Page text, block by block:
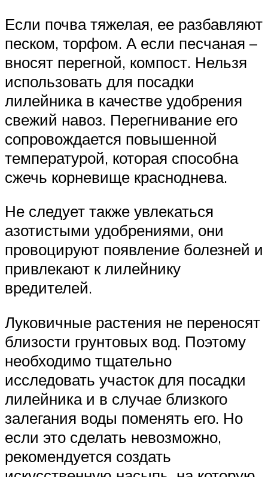
Если почва тяжелая, ее разбавляют
песком, торфом. А если песчаная –
вносят перегной, компост. Нельзя
использовать для посадки
лилейника в качестве удобрения
свежий навоз. Перегнивание его
сопровождается повышенной
температурой, которая способна
сжечь корневище красноднева.
Не следует также увлекаться
азотистыми удобрениями, они
провоцируют появление болезней и
привлекают к лилейнику
вредителей.
Луковичные растения не переносят
близости грунтовых вод. Поэтому
необходимо тщательно
исследовать участок для посадки
лилейника и в случае близкого
залегания воды поменять его. Но
если это сделать невозможно,
рекомендуется создать